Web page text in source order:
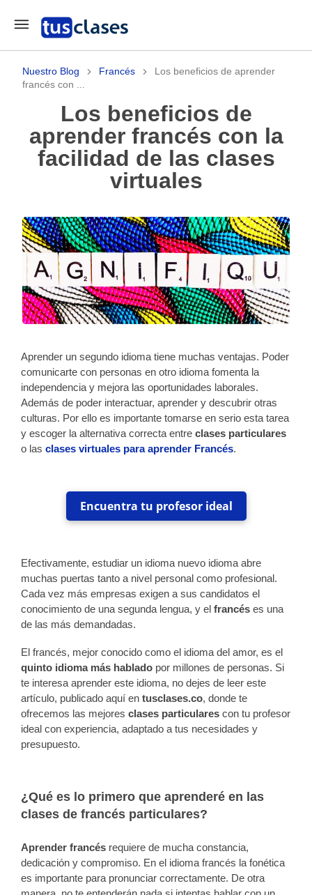
Nuestro Blog Francés
Los beneficios de aprender
francés con ...
Los beneficios de
aprender francés con la
facilidad de las clases
virtuales
Aprender un segundo idioma tiene muchas ventajas. Poder
comunicarte con personas en otro idioma fomenta la
independencia y mejora las oportunidades laborales.
Además de poder interactuar, aprender y descubrir otras
culturas. Por ello es importante tomarse en serio esta tarea
y escoger la alternativa correcta entre clases particulares
o las clases virtuales para aprender Francés.
Encuentra tu profesor ideal
Efectivamente, estudiar un idioma nuevo idioma abre
muchas puertas tanto a nivel personal como profesional.
Cada vez más empresas exigen a sus candidatos el
conocimiento de una segunda lengua, y el francés es una
de las más demandadas.
El francés, mejor conocido como el idioma del amor, es el
quinto idioma más hablado por millones de personas. Si
te interesa aprender este idioma, no dejes de leer este
artículo, publicado aquí en tusclases.co, donde te
ofrecemos las mejores clases particulares con tu profesor
ideal con experiencia, adaptado a tus necesidades y
presupuesto.
¿Qué es lo primero que aprenderé en las
clases de francés particulares?
Aprender francés requiere de mucha constancia,
dedicación y compromiso. En el idioma francés la fonética
es importante para pronunciar correctamente. De otra